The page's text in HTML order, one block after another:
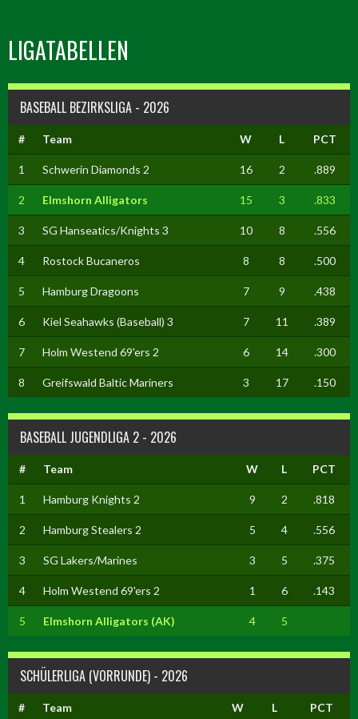
LIGATABELLEN
BASEBALL BEZIRKSLIGA - 2026
# Team W L PCT
1 Schwerin Diamonds 2 16 2 .889
2 Elmshorn Alligators 15 3 .833
3 SG Hanseatics/Knights 3 10 8 .556
4 Rostock Bucaneros 8 8 .500
5 Hamburg Dragoons 7 9 .438
6 Kiel Seahawks (Baseball) 3 7 11 .389
7 Holm Westend 69'ers 2 6 14 .300
8 Greifswald Baltic Mariners 3 17 .150
BASEBALL JUGENDLIGA 2 - 2026
# Team W L PCT
1 Hamburg Knights 2 9 2 .818
2 Hamburg Stealers 2 5 4 .556
3 SG Lakers/Marines 3 5 .375
4 Holm Westend 69'ers 2 1 6 .143
5 Elmshorn Alligators (AK) 4 5
SCHÜLERLIGA (VORRUNDE) - 2026
# Team W L PCT